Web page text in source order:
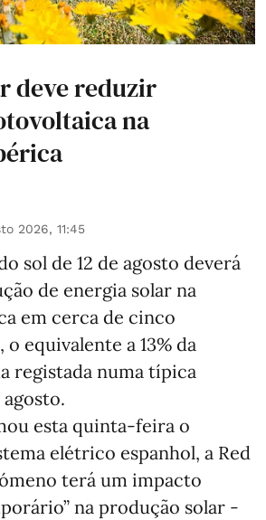
deve reduzir
na
2026, 11:45
sol de 12 de agosto deverá
de energia solar na
em cerca de cinco
o equivalente a 13% da
registada numa típica
esta quinta-feira o
elétrico espanhol, a Red
terá um impacto
na produção solar -